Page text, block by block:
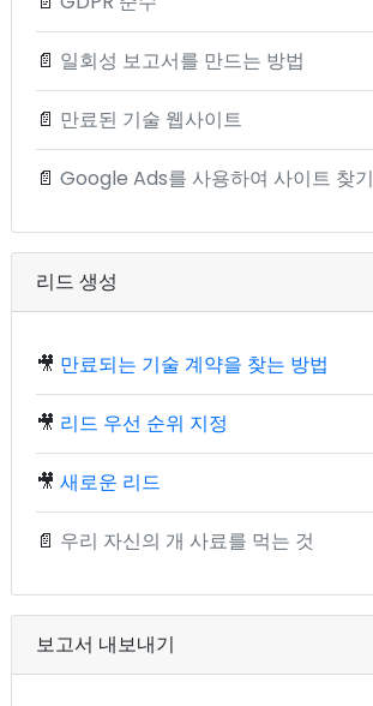
📄 일회성 보고서를 만드는 방법
📄 만료된 기술 웹사이트
📄 Google Ads를 사용하여 사이트 찾기
리드 생성
🎥 만료되는 기술 계약을 찾는 방법
🎥 리드 우선 순위 지정
🎥 새로운 리드
📄 우리 자신의 개 사료를 먹는 것
보고서 내보내기